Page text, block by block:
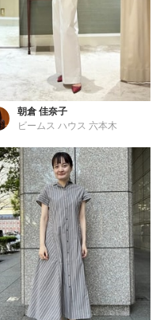
朝倉 佳奈子
ビームス ハウス 六本木